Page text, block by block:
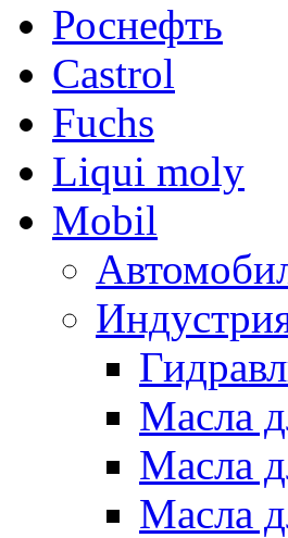
Роснефть
Castrol
Fuchs
Liqui moly
Mobil
Масла
Масла
Масла